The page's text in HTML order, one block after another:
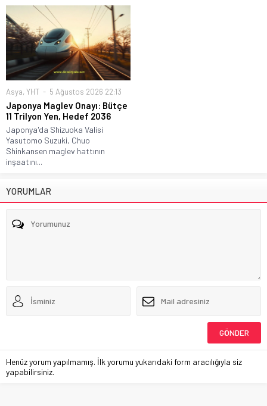
Asya, YHT 5 Ağustos 2026 22:13
Japonya Maglev Onayı: Bütçe
11 Trilyon Yen, Hedef 2036
Japonya'da Shizuoka Valisi
Yasutomo Suzuki, Chuo
Shinkansen maglev hattının
inşaatını...
YORUMLAR
Henüz yorum yapılmamış. İlk yorumu yukarıdaki form aracılığıyla siz
yapabilirsiniz.